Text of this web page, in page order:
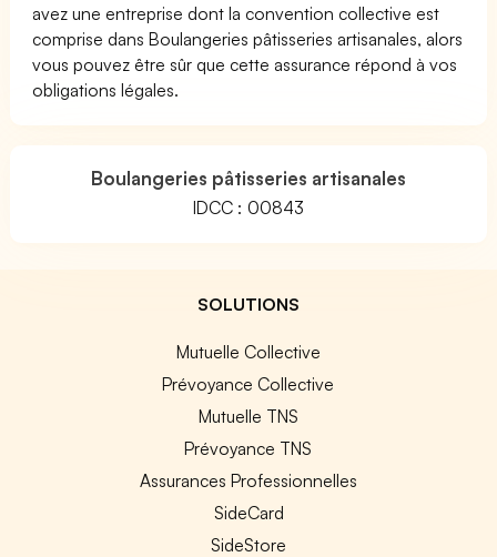
avez une entreprise dont la convention collective est
comprise dans Boulangeries pâtisseries artisanales, alors
vous pouvez être sûr que cette assurance répond à vos
obligations légales.
Boulangeries pâtisseries artisanales
IDCC : 00843
SOLUTIONS
Mutuelle Collective
Prévoyance Collective
Mutuelle TNS
Prévoyance TNS
Assurances Professionnelles
SideCard
SideStore